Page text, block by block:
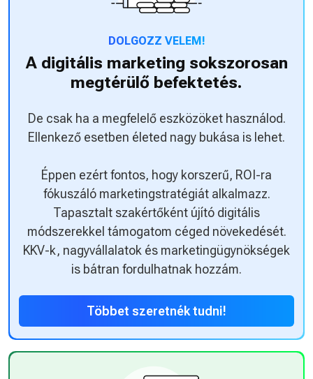
DOLGOZZ VELEM!
A digitális marketing sokszorosan
megtérülő befektetés.
De csak ha a megfelelő eszközöket használod.
Ellenkező esetben életed nagy bukása is lehet.
Éppen ezért fontos, hogy korszerű, ROI-ra
fókuszáló marketingstratégiát alkalmazz.
Tapasztalt szakértőként újító digitális
módszerekkel támogatom céged növekedését.
KKV-k, nagyvállalatok és marketingügynökségek
is bátran fordulhatnak hozzám.
Többet szeretnék tudni!